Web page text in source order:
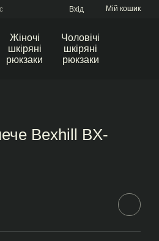
Вхід Мій кошик
Жіночі
шкіряні
рюкзаки
Чоловічі
шкіряні
рюкзаки
Bexhill BX-